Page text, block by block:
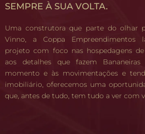
SEMPRE À SUA VOLTA.
Uma construtora que parte do olhar
Vinno, a Coppa Empreendimentos
projeto com foco nas hospedagens
aos detalhes que fazem
momento e às movimentações e
imobiliário, oferecemos uma
que, antes de tudo, tem tudo a ver com